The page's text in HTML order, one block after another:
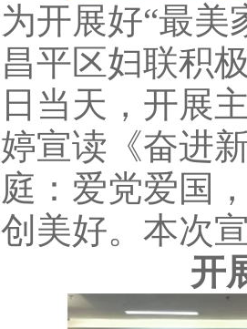
展好“最美家
平区妇联积
当天，开展
宣读《奋进
：爱党爱国
美好。本次
开